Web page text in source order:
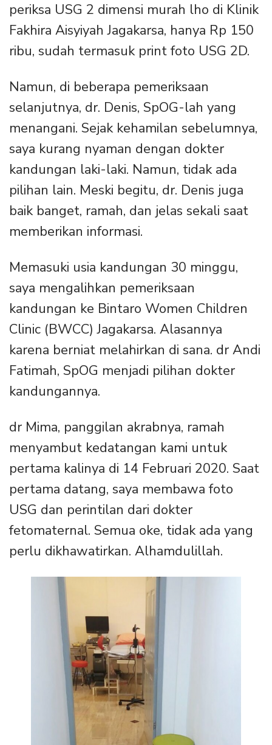
periksa USG 2 dimensi murah lho di Klinik
Fakhira Aisyiyah Jagakarsa, hanya Rp 150
ribu, sudah termasuk print foto USG 2D.
Namun, di beberapa pemeriksaan
selanjutnya, dr. Denis, SpOG-lah yang
menangani. Sejak kehamilan sebelumnya,
saya kurang nyaman dengan dokter
kandungan laki-laki. Namun, tidak ada
pilihan lain. Meski begitu, dr. Denis juga
baik banget, ramah, dan jelas sekali saat
memberikan informasi.
Memasuki usia kandungan 30 minggu,
saya mengalihkan pemeriksaan
kandungan ke Bintaro Women Children
Clinic (BWCC) Jagakarsa. Alasannya
karena berniat melahirkan di sana. dr Andi
Fatimah, SpOG menjadi pilihan dokter
kandungannya.
dr Mima, panggilan akrabnya, ramah
menyambut kedatangan kami untuk
pertama kalinya di 14 Februari 2020. Saat
pertama datang, saya membawa foto
USG dan perintilan dari dokter
fetomaternal. Semua oke, tidak ada yang
perlu dikhawatirkan. Alhamdulillah.